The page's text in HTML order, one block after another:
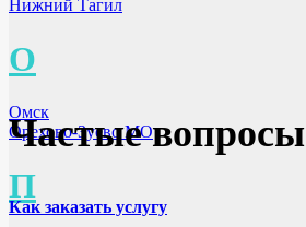
Нижний Тагил
О
Омск
Орехово-Зуево МО
П
Частые вопросы
Как заказать услугу